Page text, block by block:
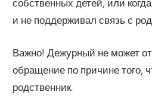
собственных детей, или
и не поддерживал связь с
Важно! Дежурный не может
обращение по причине того,
родственник.